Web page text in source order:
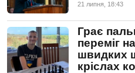
21 липня, 18:43
Грає
переміг
швидких
кріслах